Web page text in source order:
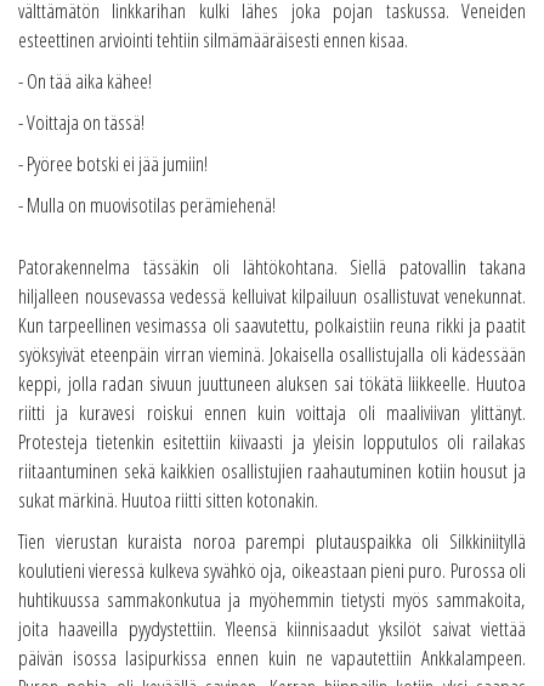
välttämätön linkkarihan kulki lähes joka pojan taskussa. Veneiden
esteettinen arviointi tehtiin silmämääräisesti ennen kisaa.
- On tää aika kähee!
- Voittaja on tässä!
- Pyöree botski ei jää jumiin!
- Mulla on muovisotilas perämiehenä!
Patorakennelma tässäkin oli lähtökohtana. Siellä patovallin takana
hiljalleen nousevassa vedessä kelluivat kilpailuun osallistuvat venekunnat.
Kun tarpeellinen vesimassa oli saavutettu, polkaistiin reuna rikki ja paatit
syöksyivät eteenpäin virran vieminä. Jokaisella osallistujalla oli kädessään
keppi, jolla radan sivuun juuttuneen aluksen sai tökätä liikkeelle. Huutoa
riitti ja kuravesi roiskui ennen kuin voittaja oli maaliviivan ylittänyt.
Protesteja tietenkin esitettiin kiivaasti ja yleisin lopputulos oli railakas
riitaantuminen sekä kaikkien osallistujien raahautuminen kotiin housut ja
sukat märkinä. Huutoa riitti sitten kotonakin.
Tien vierustan kuraista noroa parempi plutauspaikka oli Silkkiniityllä
koulutieni vieressä kulkeva syvähkö oja, oikeastaan pieni puro. Purossa oli
huhtikuussa sammakonkutua ja myöhemmin tietysti myös sammakoita,
joita haaveilla pyydystettiin. Yleensä kiinnisaadut yksilöt saivat viettää
päivän isossa lasipurkissa ennen kuin ne vapautettiin Ankkalampeen.